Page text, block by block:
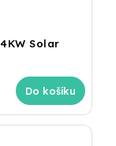
4KW Solar
Do košíku